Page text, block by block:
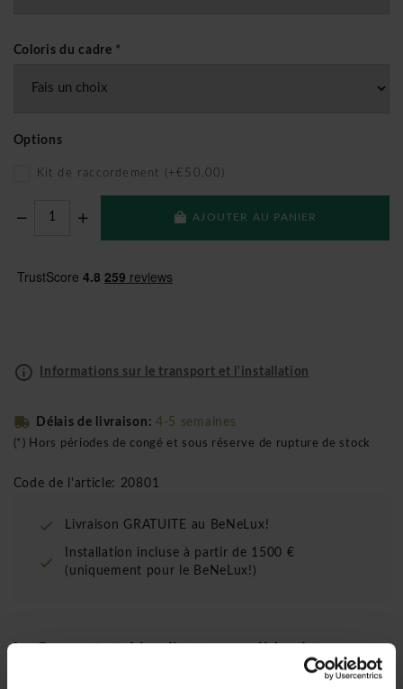
Coloris du cadre *
Options
Kit de raccordement (+€50,00)
AJOUTER AU PANIER
Informations sur le transport et l'installation
Délais de livraison: 4-5 semaines
(*) Hors périodes de congé et sous réserve de rupture de stock
Code de l'article: 20801
Livraison GRATUITE au BeNeLux!
Installation incluse à partir de 1500 €
(uniquement pour le BeNeLux!)
La Concepto table pliante au solide plateau
mélaminé basculant et aux roulettes blocables